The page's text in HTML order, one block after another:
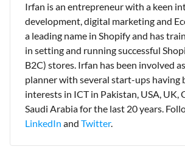
Irfan is an entrepreneur with a keen
development, digital marketing and
a leading name in Shopify and has
in setting and running successful
B2C) stores. Irfan has been involved
planner with several start-ups having
interests in ICT in Pakistan, USA, UK,
Saudi Arabia for the last 20 years.
LinkedIn and Twitter.